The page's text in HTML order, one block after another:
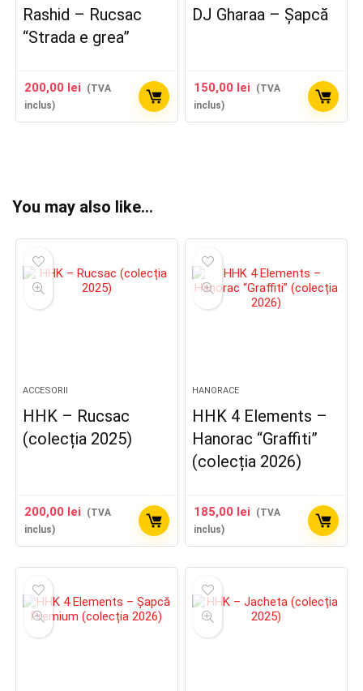
Rashid – Rucsac
“Strada e grea”
200,00 lei
(TVA
inclus)
DJ Gharaa – Șapcă
150,00 lei
(TVA
inclus)
You may also like…
ACCESORII
HHK – Rucsac
(colecția 2025)
200,00 lei
(TVA
inclus)
HANORACE
HHK 4 Elements –
Hanorac “Graffiti”
(colecția 2026)
185,00 lei
(TVA
inclus)